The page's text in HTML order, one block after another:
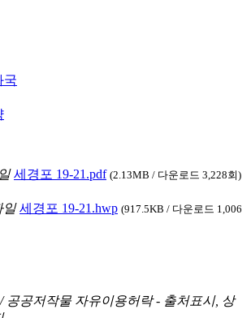
국
세경포 19-21.pdf (2.13MB / 다운로드 3,228회)
세경포 19-21.hwp (917.5KB / 다운로드 1,006